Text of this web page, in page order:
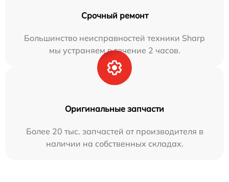
Срочный ремонт
Большинство неисправностей техники Sharp
мы устраняем в течение 2 часов.
Оригинальные запчасти
Более 20 тыс. запчастей от производителя в
наличии на собственных складах.